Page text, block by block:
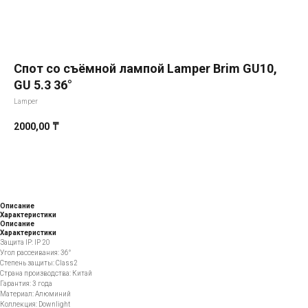
Спот со съёмной лампой Lamper Brim GU10,
GU 5.3 36°
Lamper
2000,00 ₸
Описание
Характеристики
Описание
Характеристики
Защита IP: IP 20
Угол рассеивания: 36°
Степень защиты: Class2
Страна производства: Китай
Гарантия: 3 года
Материал: Алюминий
Коллекция: Downlight